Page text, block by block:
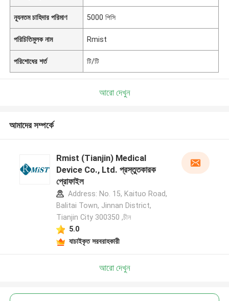
ন্যূনতম চাহিদার পরিমাণ 5000 পিসি
পরিচিতিমুলক নাম Rmist
পরিশোধের শর্ত টি/টি
আরো দেখুন
আমাদের সম্পর্কে
Rmist (Tianjin) Medical
Device Co., Ltd. প্রস্তুতকারক
প্রোফাইল
Address: No. 15, Kaituo Road,
Balitai Town, Jinnan District,
Tianjin City 300350 ,চীন
5.0
যাচাইকৃত সরবরাহকারী
আরো দেখুন